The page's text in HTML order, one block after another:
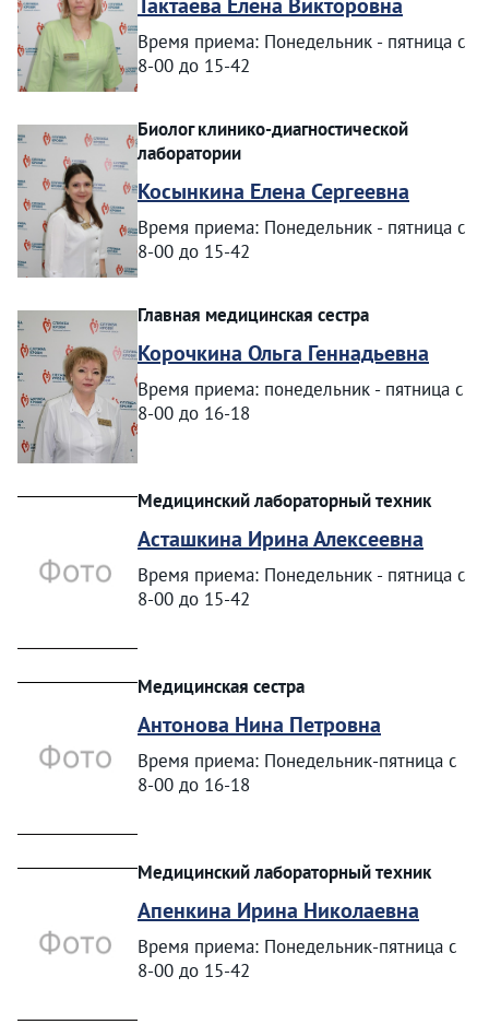
Время приема: Понедельник - пятница с
8-00 до 15-42
Биолог клинико-диагностической
лаборатории
Косынкина Елена Сергеевна
Время приема: Понедельник - пятница с
8-00 до 15-42
Главная медицинская сестра
Корочкина Ольга Геннадьевна
Время приема: понедельник - пятница с
8-00 до 16-18
Медицинский лабораторный техник
Асташкина Ирина Алексеевна
Время приема: Понедельник - пятница с
8-00 до 15-42
Медицинская сестра
Антонова Нина Петровна
Время приема: Понедельник-пятница с
8-00 до 16-18
Медицинский лабораторный техник
Апенкина Ирина Николаевна
Время приема: Понедельник-пятница с
8-00 до 15-42